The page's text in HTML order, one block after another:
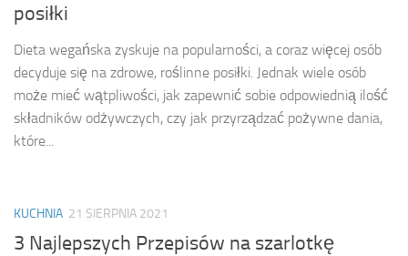
posiłki
Dieta wegańska zyskuje na popularności, a coraz więcej osób
decyduje się na zdrowe, roślinne posiłki. Jednak wiele osób
może mieć wątpliwości, jak zapewnić sobie odpowiednią ilość
składników odżywczych, czy jak przyrządzać pożywne dania,
które...
KUCHNIA 21 SIERPNIA 2021
3 Najlepszych Przepisów na szarlotkę